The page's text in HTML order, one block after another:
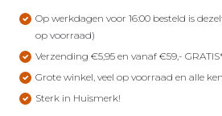
Op werkdagen voor 16:00 besteld is
op voorraad)
Verzending €5,95 en vanaf €59,-
Grote winkel, veel op voorraad en alle
Sterk in Huismerk!